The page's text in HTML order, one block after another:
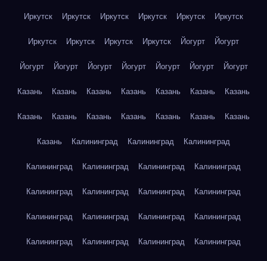
Иркутск Иркутск Иркутск Иркутск Иркутск Иркутск
Иркутск Иркутск Иркутск Иркутск Йогурт Йогурт
Йогурт Йогурт Йогурт Йогурт Йогурт Йогурт Йогурт
Казань Казань Казань Казань Казань Казань Казань
Казань Казань Казань Казань Казань Казань Казань
Казань Калининград Калининград Калининград
Калининград Калининград Калининград Калининград
Калининград Калининград Калининград Калининград
Калининград Калининград Калининград Калининград
Калининград Калининград Калининград Калининград